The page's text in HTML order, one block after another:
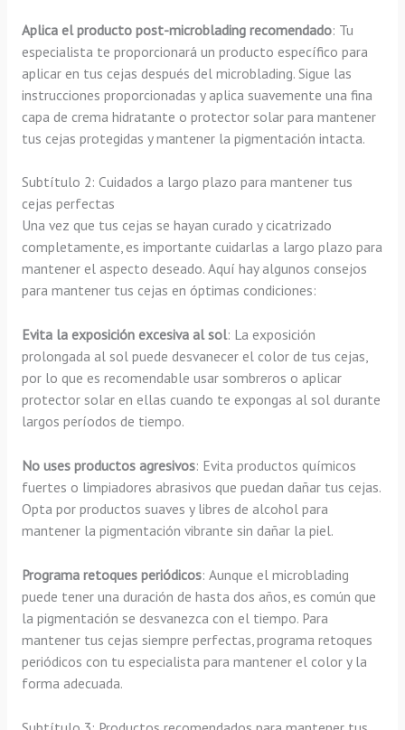
Aplica el producto post-microblading recomendado: Tu
especialista te proporcionará un producto específico para
aplicar en tus cejas después del microblading. Sigue las
instrucciones proporcionadas y aplica suavemente una fina
capa de crema hidratante o protector solar para mantener
tus cejas protegidas y mantener la pigmentación intacta.
Subtítulo 2: Cuidados a largo plazo para mantener tus
cejas perfectas
Una vez que tus cejas se hayan curado y cicatrizado
completamente, es importante cuidarlas a largo plazo para
mantener el aspecto deseado. Aquí hay algunos consejos
para mantener tus cejas en óptimas condiciones:
Evita la exposición excesiva al sol: La exposición
prolongada al sol puede desvanecer el color de tus cejas,
por lo que es recomendable usar sombreros o aplicar
protector solar en ellas cuando te expongas al sol durante
largos períodos de tiempo.
No uses productos agresivos: Evita productos químicos
fuertes o limpiadores abrasivos que puedan dañar tus cejas.
Opta por productos suaves y libres de alcohol para
mantener la pigmentación vibrante sin dañar la piel.
Programa retoques periódicos: Aunque el microblading
puede tener una duración de hasta dos años, es común que
la pigmentación se desvanezca con el tiempo. Para
mantener tus cejas siempre perfectas, programa retoques
periódicos con tu especialista para mantener el color y la
forma adecuada.